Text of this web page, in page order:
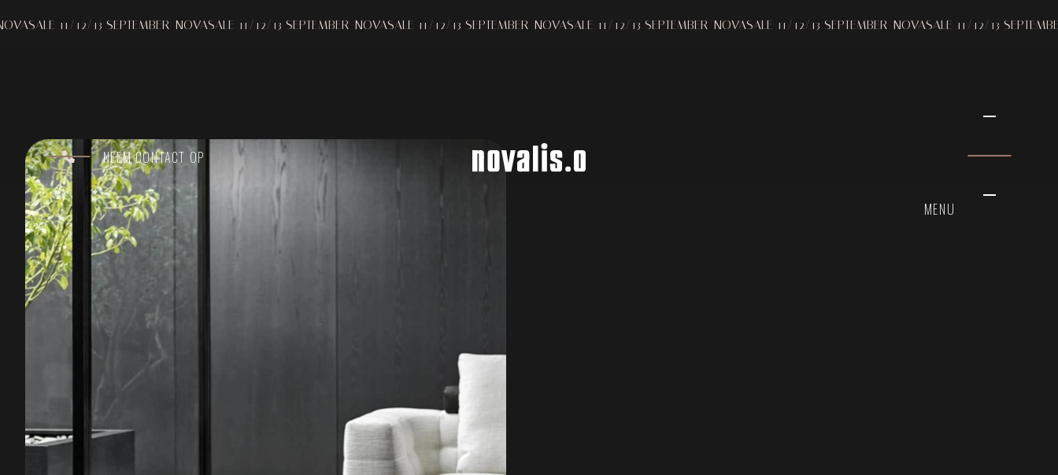
12/13 SEPTEMBER NOVASALE 11/12/13 SEPTEMBER NOVASALE 11/12/13 SEPTEMBER NOVASALE 11/12/13 SEPTEMBER NOVASALE 11/12/13 SEPTEMBER NOVASALE 11/12/13 SEPTEMBER
NEEM CONTACT OP
MENU
Melding bij verzameling Uw privacy-opties